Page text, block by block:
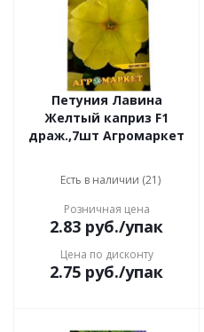
Петуния Лавина
Желтый каприз F1
драж.,7шт Агромаркет
Есть в наличии (21)
Розничная цена
2.83 руб./упак
Цена по дисконту
2.75 руб./упак